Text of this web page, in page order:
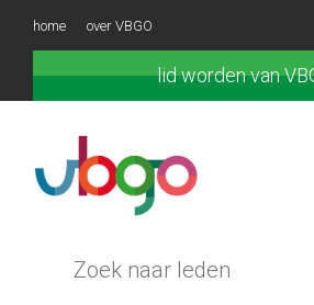
home over VBGO
lid worden van